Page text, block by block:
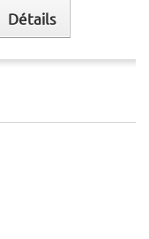
Détails